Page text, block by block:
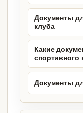
Документы
клуба
Какие
спортивного
Документы